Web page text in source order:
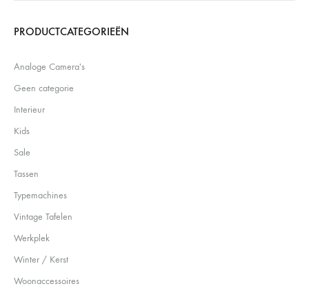
PRODUCTCATEGORIEËN
Analoge Camera's
Geen categorie
Interieur
Kids
Sale
Tassen
Typemachines
Vintage Tafelen
Werkplek
Winter / Kerst
Woonaccessoires